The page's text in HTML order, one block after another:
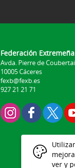
Federación
Avda. Pierre de
10005 Cáceres
fexb@fexb.es
927 21 21 71
ver y